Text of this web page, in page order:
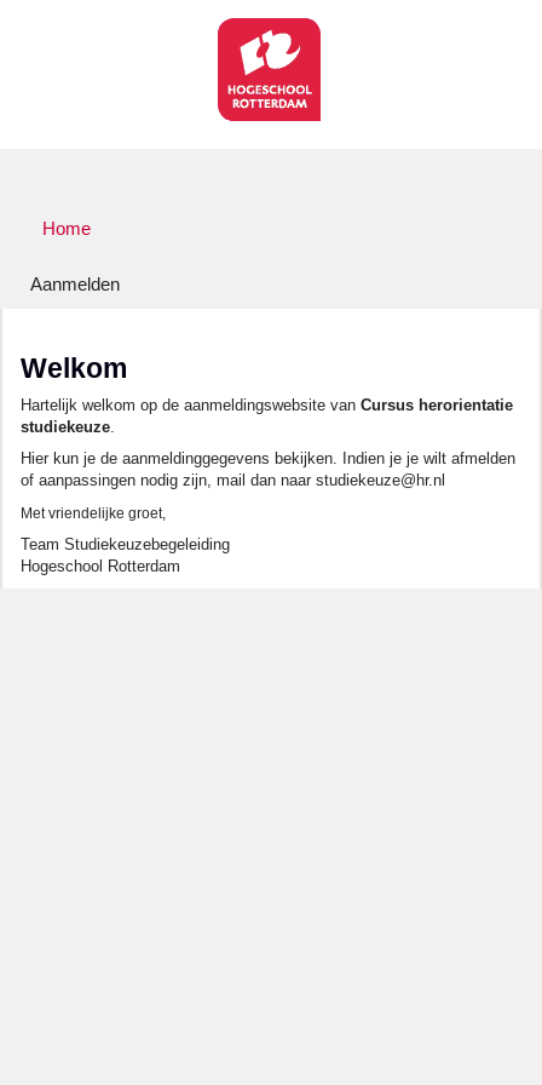
Home
Aanmelden
Welkom
Hartelijk welkom op de aanmeldingswebsite van Cursus herorientatie
studiekeuze
Hier kun je de aanmeldinggegevens bekijken. Indien je je wilt afmelden
of aanpassingen nodig zijn, mail dan naar studiekeuze@hr.nl
Met vriendelijke groet,
Team Studiekeuzebegeleiding
Hogeschool Rotterdam